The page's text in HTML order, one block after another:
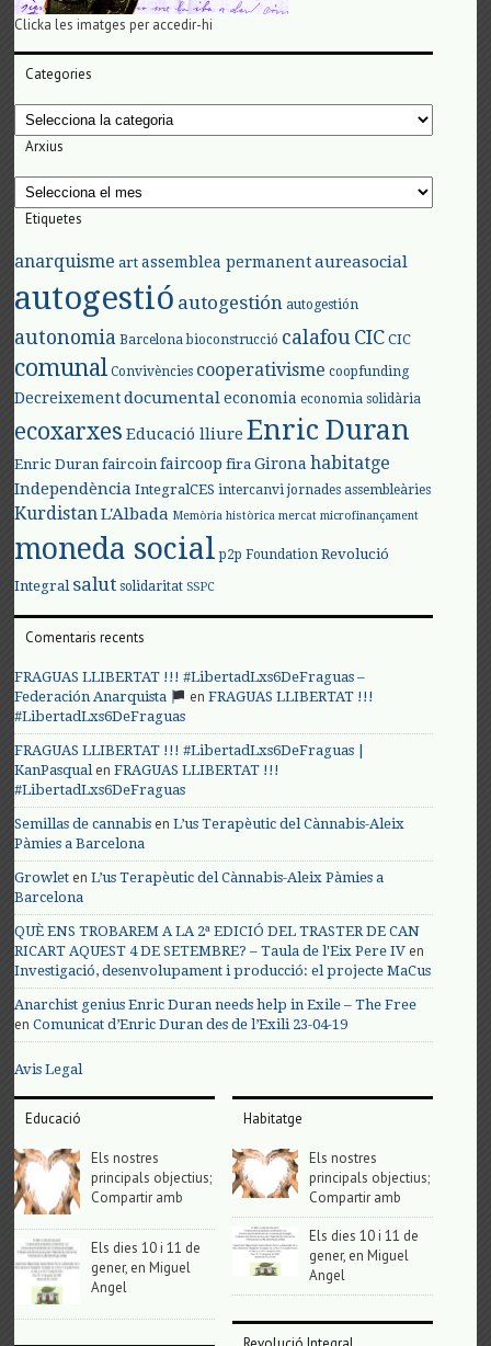
Clicka les imatges per accedir-hi
Categories
Categories
Arxius
Arxius
Etiquetes
anarquisme art assemblea permanent aureasocial
autogestió autogestión autogestión
autonomia Barcelona bioconstrucció calafouCIC CIC
comunal Convivències cooperativisme coopfunding
Decreixement documental economia economia solidària
ecoxarxes Educació lliure Enric Duran
Enric Duran faircoin faircoop fira Girona habitatge
Independència IntegralCES intercanvi jornades assembleàries
KurdistanL'Albada Memòria històrica mercat microfinançament
moneda social p2p Foundation Revolució
Integral salut solidaritat SSPC
Comentaris recents
FRAGUAS LLIBERTAT !!! #LibertadLxs6DeFraguas –
Federación Anarquista
enFRAGUAS LLIBERTAT !!!
#LibertadLxs6DeFraguas
FRAGUAS LLIBERTAT !!! #LibertadLxs6DeFraguas |
KanPasqualenFRAGUAS LLIBERTAT !!!
#LibertadLxs6DeFraguas
Semillas de cannabis enL’us Terapèutic del Cànnabis-Aleix
Pàmies a Barcelona
Growlet enL’us Terapèutic del Cànnabis-Aleix Pàmies a
Barcelona
QUÈ ENS TROBAREM A LA 2ª EDICIÓ DEL TRASTER DE CAN
RICART AQUEST 4 DE SETEMBRE? – Taula de l'Eix Pere IV en
Investigació, desenvolupament i producció: el projecte MaCus
Anarchist genius Enric Duran needs help in Exile – The Free
enComunicat d’Enric Duran des de l’Exili 23-04-19
Avis Legal
Educació
Els nostres
principals objectius;
Compartir amb
Els dies 10 i 11 de
gener, en Miguel
Angel
Habitatge
Els nostres
principals objectius;
Compartir amb
Els dies 10 i 11 de
gener, en Miguel
Angel